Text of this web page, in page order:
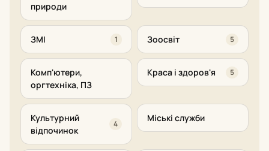
природи
ЗМІ 1 Зоосвіт 5
Комп'ютери,
оргтехніка, ПЗ
Краса і здоров'я 5
Культурний
відпочинок
4
Міські служби